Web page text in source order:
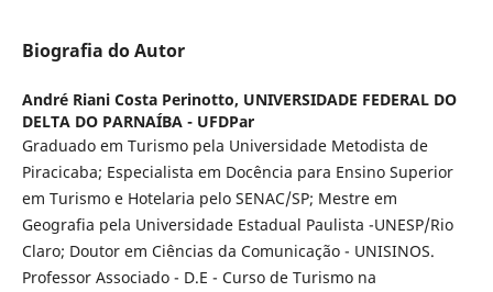
Biografia do Autor
André Riani Costa Perinotto, UNIVERSIDADE FEDERAL DO
DELTA DO PARNAÍBA - UFDPar
Graduado em Turismo pela Universidade Metodista de
Piracicaba; Especialista em Docência para Ensino Superior
em Turismo e Hotelaria pelo SENAC/SP; Mestre em
Geografia pela Universidade Estadual Paulista -UNESP/Rio
Claro; Doutor em Ciências da Comunicação - UNISINOS.
Professor Associado - D.E - Curso de Turismo na